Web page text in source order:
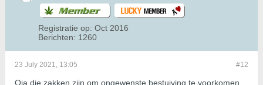
Registratie op: Oct 2016
Berichten: 1260
#12
23 July 2021, 13:05
Oja die zakken zijn om ongewenste bestuiving te voorkomen,